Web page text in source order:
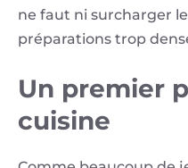
ne faut ni surcharger
préparations trop
Un premier
cuisine